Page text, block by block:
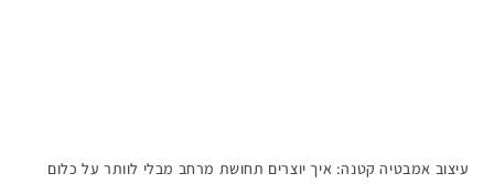
עיצוב אמבטיה קטנה: איך יוצרים תחושת מרחב מבלי לוותר על כלום